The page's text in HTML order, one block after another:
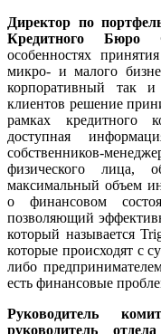
Директор по
Кредитного Бюро
особенностях
микро- и малого
корпоративный так
клиентов решение
рамках кредитного
доступная
собственников-
физического лица,
максимальный объем
о финансовом
позволяющий
который называется
которые происходят с
либо
есть финансовые
Руководитель
руководитель